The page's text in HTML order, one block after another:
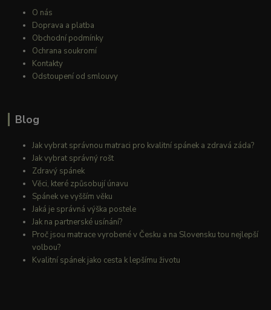
O nás
Doprava a platba
Obchodní podmínky
Ochrana soukromí
Kontakty
Odstoupení od smlouvy
Blog
Jak vybrat správnou matraci pro kvalitní spánek a zdravá záda?
Jak vybrat správný rošt
Zdravý spánek
Věci, které způsobují únavu
Spánek ve vyšším věku
Jaká je správná výška postele
Jak na partnerské usínání?
Proč jsou matrace vyrobené v Česku a na Slovensku tou nejlepší
volbou?
Kvalitní spánek jako cesta k lepšímu životu